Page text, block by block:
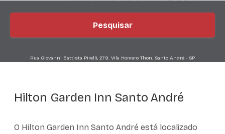
Pesquisar
Rua Giovanni Battista Pirelli, 279. Vila Homero Thon. Santo André - SP
Hilton Garden Inn Santo André
O Hilton Garden Inn Santo André está localizado